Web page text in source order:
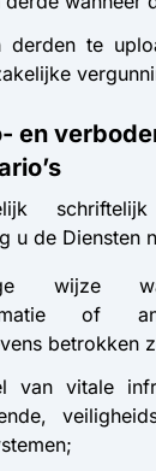
derden te
en
u de Diensten
wijze
of
betrokken
van vitale